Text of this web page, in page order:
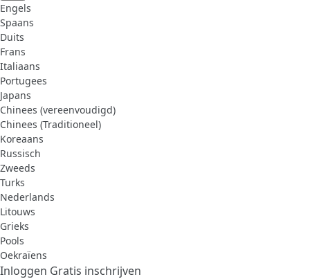
Engels
Spaans
Duits
Frans
Italiaans
Portugees
Japans
Chinees (vereenvoudigd)
Chinees (Traditioneel)
Koreaans
Russisch
Zweeds
Turks
Nederlands
Litouws
Grieks
Pools
Oekraïens
Inloggen Gratis inschrijven